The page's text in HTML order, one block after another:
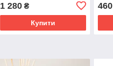
бірюзовий
1 280₴
Купити
460